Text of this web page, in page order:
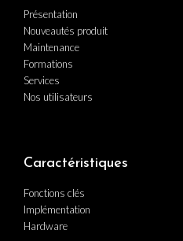
Présentation
Nouveautés produit
Maintenance
Formations
Services
Nos utilisateurs
Caractéristiques
Fonctions clés
Implémentation
Hardware